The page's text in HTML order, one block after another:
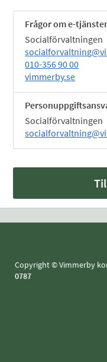
Frågor om e-
Socialförvaltningen
010-356 90 00
vimmerby.se
Socialförvaltningen
Copyright © Vimmerby
0787